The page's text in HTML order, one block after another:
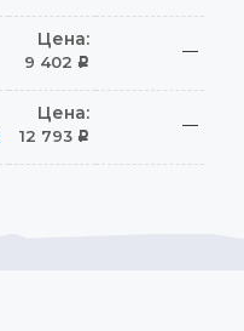
Цена:
9 402 Р
—
Цена:
12 793 Р
—